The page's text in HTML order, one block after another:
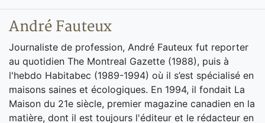
André Fauteux
Journaliste de profession, André Fauteux fut reporter
au quotidien The Montreal Gazette (1988), puis à
l'hebdo Habitabec (1989-1994) où il s’est spécialisé en
maisons saines et écologiques. En 1994, il fondait La
Maison du 21e siècle, premier magazine canadien en la
matière, dont il est toujours l'éditeur et le rédacteur en